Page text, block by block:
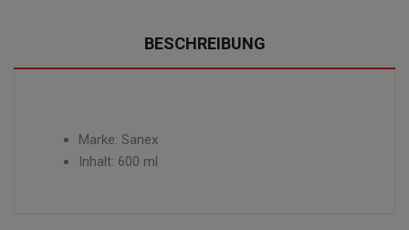
BESCHREIBUNG
Marke: Sanex
Inhalt: 600 ml